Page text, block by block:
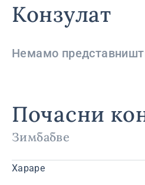
Конзулат
Немамо
Почасни
Зимбабве
Хараре